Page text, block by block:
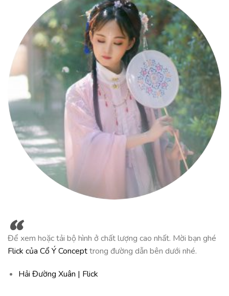
“
Để xem hoặc tải bộ hình ở chất lượng cao nhất. Mời bạn ghé
Flick của Cổ Ý Concepttrong đường dẫn bên dưới nhé.
Hải Đường Xuân | Flick